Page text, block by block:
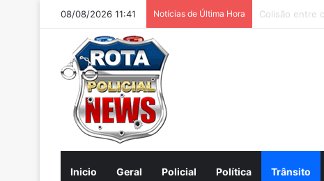
08/08/2026 11:41 Notícias de Última Hora Homem é
Inicio Geral Policial Política Trânsito